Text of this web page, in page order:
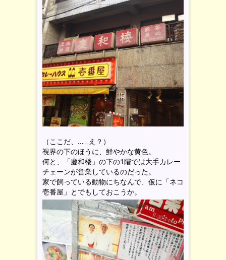
（ここだ、……え？）
視界の下のほうに、鮮やかな黄色。
何と、「慶和楼」の下の1階では大手カレー
チェーンが営業しているのだった。
家で飼っている動物にちなんで、仮に「ネコ
壱番屋」とでもしておこうか。